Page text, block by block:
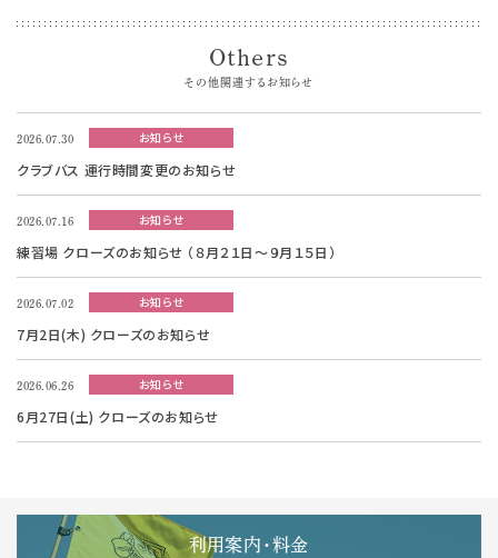
Others
その他関連するお知らせ
2026.07.30 お知らせ
クラブバス 運行時間変更のお知らせ
2026.07.16 お知らせ
練習場 クローズのお知らせ （８月２１日～９月１５日）
2026.07.02 お知らせ
7月2日(木) クローズのお知らせ
2026.06.26 お知らせ
6月27日(土) クローズのお知らせ
利用案内・料金